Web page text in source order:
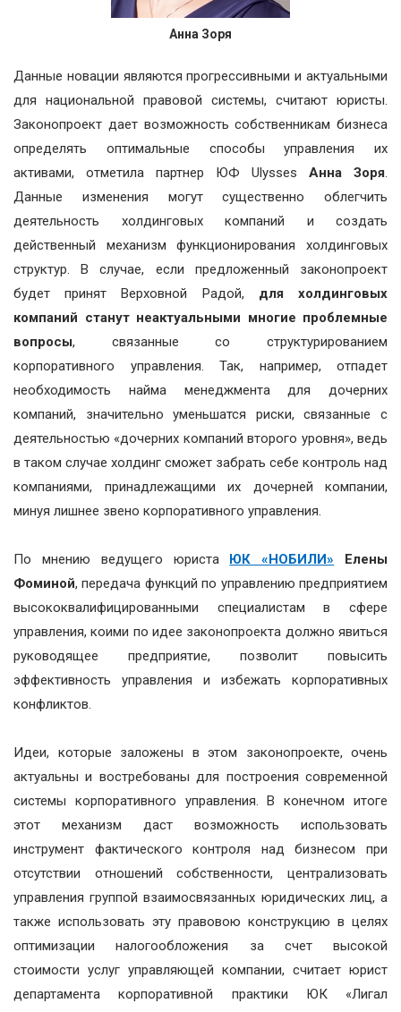
Анна Зоря
Данные новации являются прогрессивными и актуальными
для национальной правовой системы, считают юристы.
Законопроект дает возможность собственникам бизнеса
определять оптимальные способы управления их
активами, отметила партнер ЮФ Ulysses Анна Зоря.
Данные изменения могут существенно облегчить
деятельность холдинговых компаний и создать
действенный механизм функционирования холдинговых
структур. В случае, если предложенный законопроект
будет принят Верховной Радой, для холдинговых
компаний станут неактуальными многие проблемные
вопросы, связанные со структурированием
корпоративного управления. Так, например, отпадет
необходимость найма менеджмента для дочерних
компаний, значительно уменьшатся риски, связанные с
деятельностью «дочерних компаний второго уровня», ведь
в таком случае холдинг сможет забрать себе контроль над
компаниями, принадлежащими их дочерней компании,
минуя лишнее звено корпоративного управления.
По мнению ведущего юриста ЮК «НОБИЛИ»
Елены
Фоминой, передача функций по управлению предприятием
высококвалифицированными специалистам в сфере
управления, коими по идее законопроекта должно явиться
руководящее предприятие, позволит повысить
эффективность управления и избежать корпоративных
конфликтов.
Идеи, которые заложены в этом законопроекте, очень
актуальны и востребованы для построения современной
системы корпоративного управления. В конечном итоге
этот механизм даст возможность использовать
инструмент фактического контроля над бизнесом при
отсутствии отношений собственности, централизовать
управления группой взаимосвязанных юридических лиц, а
также использовать эту правовою конструкцию в целях
оптимизации налогообложения за счет высокой
стоимости услуг управляющей компании, считает юрист
департамента корпоративной практики ЮК «Лигал